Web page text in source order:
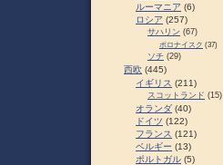
ルーマニア (6)
ロシア (257)
サハリン (67)
ポロナイスク (37)
ソチ (29)
西欧 (445)
イギリス (211)
スコットランド (15)
オランダ (40)
ドイツ (122)
フランス (121)
ベルギー (13)
ポルトガル (5)